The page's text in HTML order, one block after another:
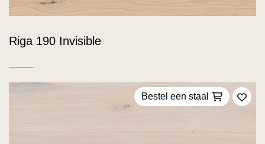
Riga 190 Invisible
Bestel een staal